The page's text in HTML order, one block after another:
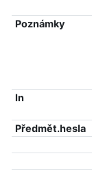
Poznámky
In
Předmět.hesla